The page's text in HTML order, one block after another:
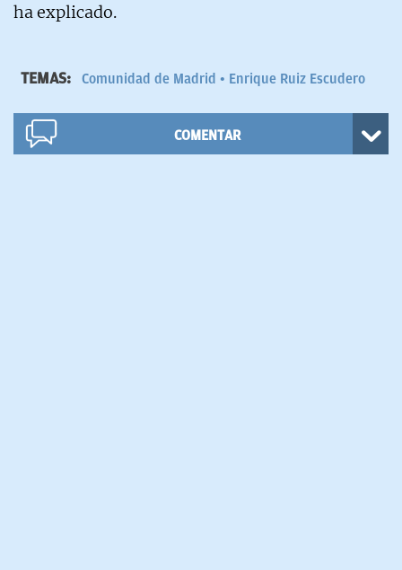
ha explicado.
TEMAS: Comunidad de Madrid Enrique Ruiz Escudero
COMENTAR